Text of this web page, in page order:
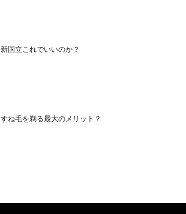
新国立これでいいのか？
すね毛を剃る最大のメリット？